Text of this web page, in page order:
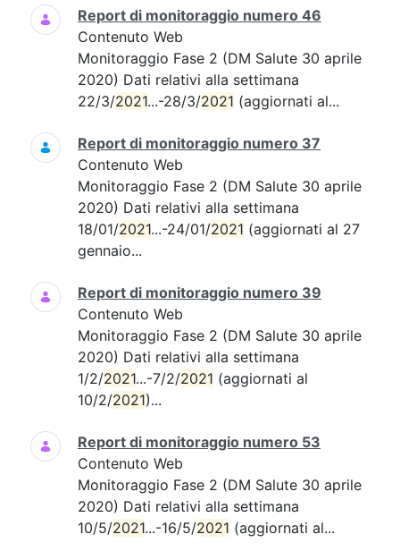
Report di monitoraggio numero 46
Contenuto Web
Monitoraggio Fase 2 (DM Salute 30 aprile
2020) Dati relativi alla settimana
22/3/2021...-28/3/2021 (aggiornati al...
Report di monitoraggio numero 37
Contenuto Web
Monitoraggio Fase 2 (DM Salute 30 aprile
2020) Dati relativi alla settimana
18/01/2021...-24/01/2021 (aggiornati al 27
gennaio...
Report di monitoraggio numero 39
Contenuto Web
Monitoraggio Fase 2 (DM Salute 30 aprile
2020) Dati relativi alla settimana
1/2/2021...-7/2/2021 (aggiornati al
10/2/2021)...
Report di monitoraggio numero 53
Contenuto Web
Monitoraggio Fase 2 (DM Salute 30 aprile
2020) Dati relativi alla settimana
10/5/2021...-16/5/2021 (aggiornati al...